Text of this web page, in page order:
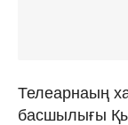
Телеарнаың
басшылығы